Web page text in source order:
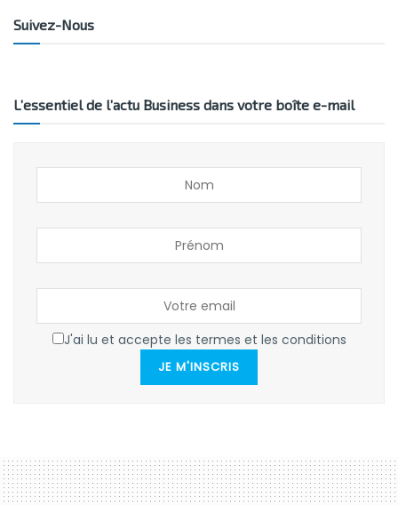
Suivez-Nous
L’essentiel de l’actu Business dans votre boîte e-mail
J'ai lu et accepte les termes et les conditions
JE M'INSCRIS